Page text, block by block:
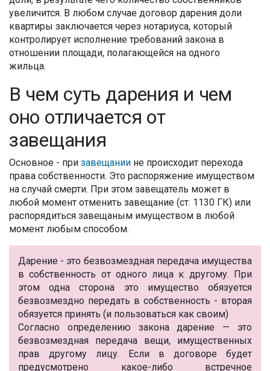
увеличится. В любом случае договор дарения доли
квартиры заключается через нотариуса, который
контролирует исполнение требований закона в
отношении площади, полагающейся на одного
жильца.
В чем суть дарения и чем
оно отличается от
завещания
Основное - при завещании не происходит перехода
права собственности. Это распоряжение имуществом
на случай смерти. При этом завещатель может в
любой момент отменить завещание (ст. 1130 ГК) или
распорядиться завещаным имуществом в любой
момент любым способом.
Дарение - это безвозмездная передача имущества
в собственность от одного лица к другому. При
этом одна сторона это имущество обязуется
безвозмездно передать в собственность - вторая
обязуется принять (и пользоваться как своим)
Согласно определению закона дарение — это
безвозмездная передача вещи, имущественных
прав другому лицу. Если в договоре будет
предусмотрено какое-либо встречное